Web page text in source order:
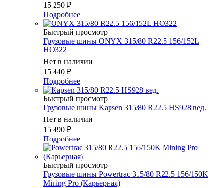
15 250 ₽
Подробнее
Быстрый просмотр
Грузовые шины ONYX 315/80 R22.5 156/152L
HO322
Нет в наличии
15 440 ₽
Подробнее
Быстрый просмотр
Грузовые шины Kapsen 315/80 R22.5 HS928 вед.
Нет в наличии
15 490 ₽
Подробнее
Быстрый просмотр
Грузовые шины Powertrac 315/80 R22.5 156/150K
Mining Pro (Карьерная)